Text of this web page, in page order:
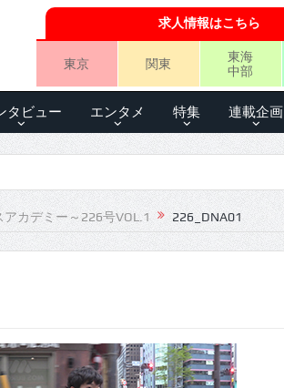
求人情報はこちら
東京 関東
東海
中部
タビュー エンタメ 特集 連載企画
カデミー～226号VOL.1 226_DNA01